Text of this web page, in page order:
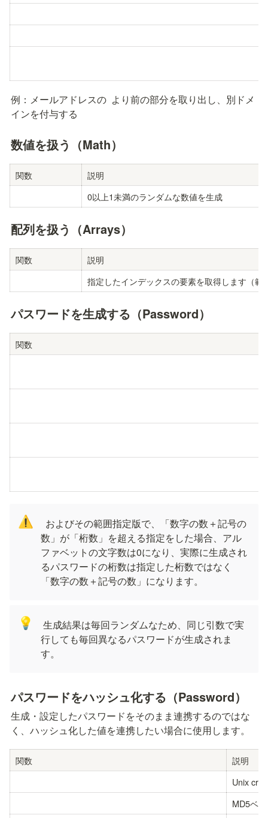
例：メールアドレスの より前の部分を取り出し、別ドメ
インを付与する
数値を扱う（Math）
関数
説明
0以上1未満のランダムな数値を生成
配列を扱う（Arrays）
関数
説明
指定したインデックスの要素を取得します（
パスワードを生成する（Password）
関数
⚠️
およびその範囲指定版で、「数字の数＋記号の
数」が「桁数」を超える指定をした場合、アル
ファベットの文字数は0になり、実際に生成され
るパスワードの桁数は指定した桁数ではなく
「数字の数＋記号の数」になります。
💡
行しても毎回異なるパスワードが生成されま
す。
パスワードをハッシュ化する（Password）
生成・設定したパスワードをそのまま連携するのではな
く、ハッシュ化した値を連携したい場合に使用します。
関数
説明
Unix
MD5ベ